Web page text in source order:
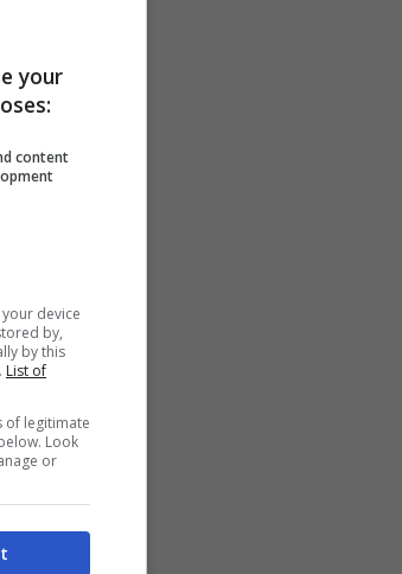
your
content
device
by,
by this
List of
of legitimate
Look
or